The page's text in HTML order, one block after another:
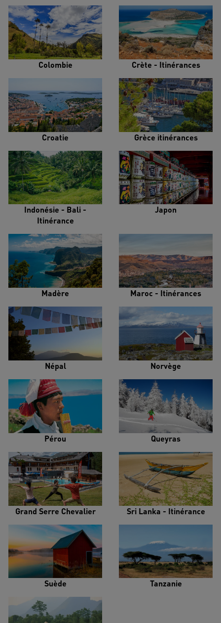
Colombie Crète - Itinérances
Croatie Grèce itinérances
Indonésie - Bali -
Itinérance
Japon
Madère Maroc - Itinérances
Népal Norvège
Pérou Queyras
Grand Serre Chevalier Sri Lanka - Itinérance
Suède Tanzanie